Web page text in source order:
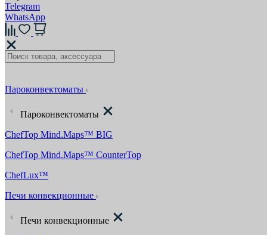
Telegram
WhatsApp
Пароконвектоматы
Пароконвектоматы
ChefTop Mind.Maps™ BIG
ChefTop Mind.Maps™ CounterTop
ChefLux™
Печи конвекционные
Печи конвекционные